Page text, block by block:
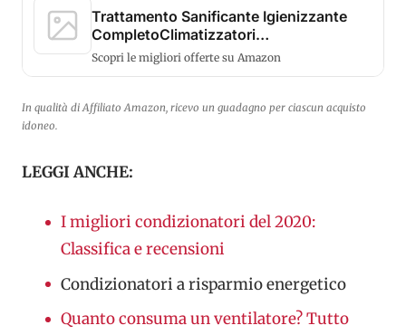
Trattamento Sanificante Igienizzante
CompletoClimatizzatori
ClimasanIgienizza...
Scopri le migliori offerte su Amazon
In qualità di Affiliato Amazon, ricevo un guadagno per ciascun acquisto
idoneo.
LEGGI ANCHE:
I migliori condizionatori del 2020:
Classifica e recensioni
Condizionatori a risparmio energetico
Quanto consuma un ventilatore? Tutto